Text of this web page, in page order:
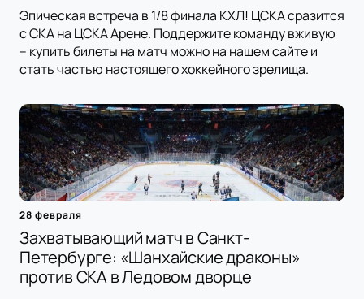
Эпическая встреча в 1/8 финала КХЛ! ЦСКА сразится
с СКА на ЦСКА Арене. Поддержите команду вживую
– купить билеты на матч можно на нашем сайте и
стать частью настоящего хоккейного зрелища.
28 февраля
Захватывающий матч в Санкт-
Петербурге: «Шанхайские драконы»
против СКА в Ледовом дворце